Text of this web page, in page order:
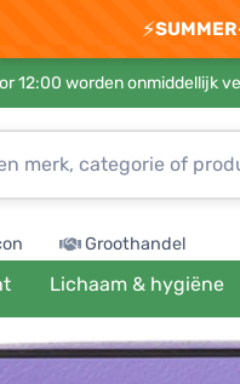
⚡
12:00 worden onmiddellijk
Groothandel
Lichaam & hygiëne